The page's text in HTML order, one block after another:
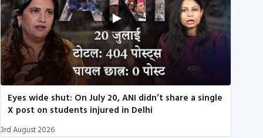
Eyes wide shut: On July 20, ANI didn’t share a single
X post on students injured in Delhi
3rd August 2026